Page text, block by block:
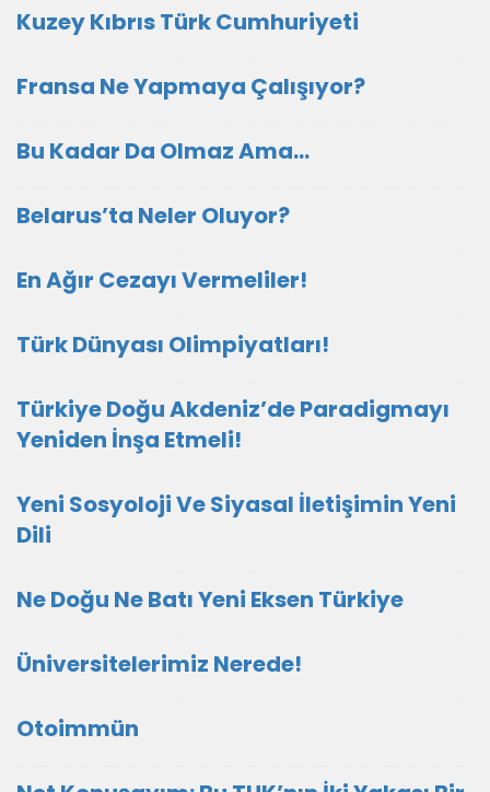
Kuzey Kıbrıs Türk Cumhuriyeti
Fransa Ne Yapmaya Çalışıyor?
Bu Kadar Da Olmaz Ama…
Belarus’ta Neler Oluyor?
En Ağır Cezayı Vermeliler!
Türk Dünyası Olimpiyatları!
Türkiye Doğu Akdeniz’de Paradigmayı
Yeniden İnşa Etmeli!
Yeni Sosyoloji Ve Siyasal İletişimin Yeni
Dili
Ne Doğu Ne Batı Yeni Eksen Türkiye
Üniversitelerimiz Nerede!
Otoimmün